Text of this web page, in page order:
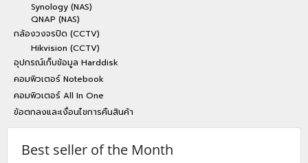
Synology (NAS)
QNAP (NAS)
กล้องวงจรปิด (CCTV)
Hikvision (CCTV)
อุปกรณ์เก็บข้อมูล Harddisk
คอมพิวเตอร์ Notebook
คอมพิวเตอร์ All In One
ข้อตกลงและเงื่อนไขการคืนสินค้า
Best seller of the Month